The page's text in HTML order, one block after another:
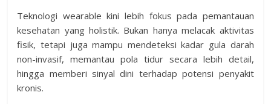
Teknologi wearable kini lebih fokus pada pemantauan
kesehatan yang holistik. Bukan hanya melacak aktivitas
fisik, tetapi juga mampu mendeteksi kadar gula darah
non-invasif, memantau pola tidur secara lebih detail,
hingga memberi sinyal dini terhadap potensi penyakit
kronis.